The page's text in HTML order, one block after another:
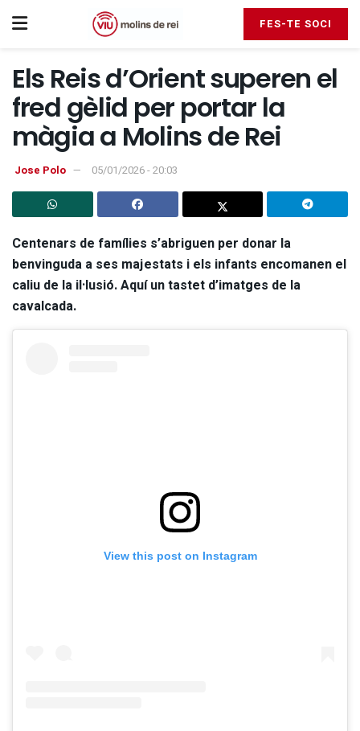
FES-TE SOCI
Els Reis d’Orient superen el
fred gèlid per portar la
màgia a Molins de Rei
Jose Polo 05/01/2026 - 20:03
Centenars de famílies s’abriguen per donar la
benvinguda a ses majestats i els infants encomanen el
caliu de la il·lusió. Aquí un tastet d’imatges de la
cavalcada.
View this post on Instagram